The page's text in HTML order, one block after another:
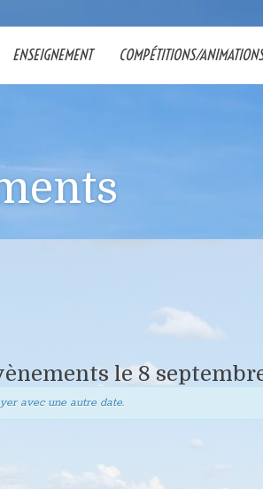
ENSEIGNEMENT COMPÉTITIONS/
le 8
avec une autre date.